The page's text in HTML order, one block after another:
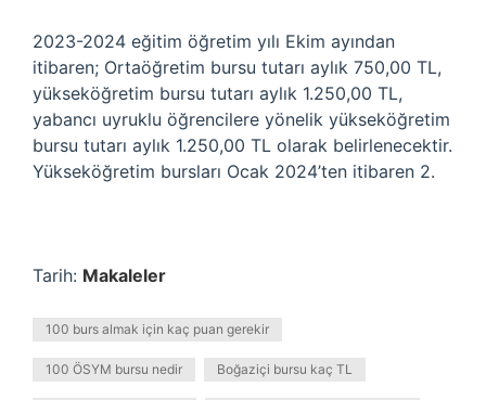
2023-2024 eğitim öğretim yılı Ekim ayından
itibaren; Ortaöğretim bursu tutarı aylık 750,00 TL,
yükseköğretim bursu tutarı aylık 1.250,00 TL,
yabancı uyruklu öğrencilere yönelik yükseköğretim
bursu tutarı aylık 1.250,00 TL olarak belirlenecektir.
Yükseköğretim bursları Ocak 2024’ten itibaren 2.
Tarih: Makaleler
100 burs almak için kaç puan gerekir
100 ÖSYM bursu nedir Boğaziçi bursu kaç TL